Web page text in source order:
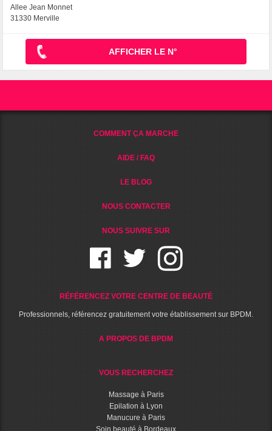
Allee Jean Monnet
31330 Merville
AFFICHER LE N°
COMMENT ÇA MARCHE
AIDE / FAQ
LE BLOG
NOUS CONTACTER
NOUS SUIVRE SUR
RÉFÉRENCEZ VOTRE CENTRE DE BEAUTÉ
Professionnels, référencez gratuitement votre établissement sur BPDM.
A PROPOS DE BPDM
VOUS RECHERCHEZ
Massage à Paris
Epilation à Lyon
Manucure à Paris